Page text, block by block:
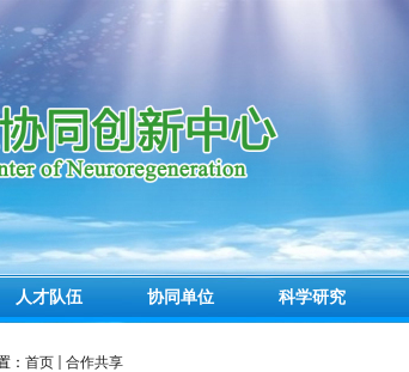
人才队伍 协同单位 科学研究
： 首页 合作共享